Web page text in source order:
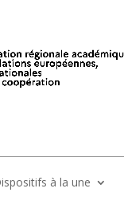
à la une